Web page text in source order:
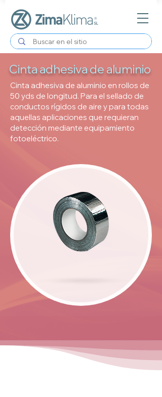
Cinta adhesiva de aluminio
Cinta adhesiva de aluminio en rollos de
50 yds de longitud. Para el sellado de
conductos rígidos de aire y para todas
aquellas aplicaciones que requieran
detección mediante equipamiento
fotoeléctrico.